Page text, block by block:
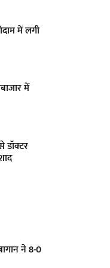
में लगी
में
डॉक्टर
ने 8-0